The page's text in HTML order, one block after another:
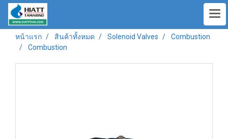
หน้าแรก สินค้าทั้งหมด Solenoid Valves
Combustion
Combustion